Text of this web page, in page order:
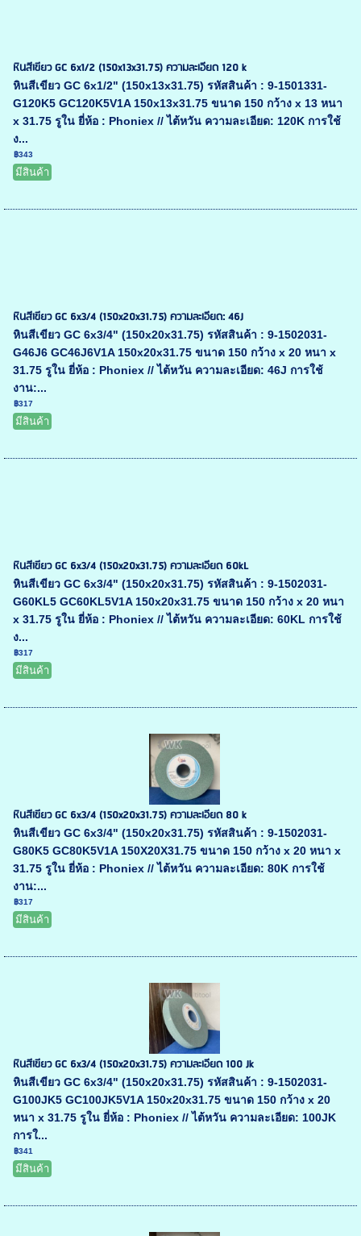
หินสีเขียว GC 6x1/2 (150x13x31.75) ความละเอียด 120 k
หินสีเขียว GC 6x1/2" (150x13x31.75) รหัสสินค้า : 9-1501331-
G120K5 GC120K5V1A 150x13x31.75 ขนาด 150 กว้าง x 13 หนา
x 31.75 รูใน ยี่ห้อ : Phoniex // ไต้หวัน ความละเอียด: 120K การใช้
ง...
฿343
มีสินค้า
หินสีเขียว GC 6x3/4 (150x20x31.75) ความละเอียด: 46J
หินสีเขียว GC 6x3/4" (150x20x31.75) รหัสสินค้า : 9-1502031-
G46J6 GC46J6V1A 150x20x31.75 ขนาด 150 กว้าง x 20 หนา x
31.75 รูใน ยี่ห้อ : Phoniex // ไต้หวัน ความละเอียด: 46J การใช้
งาน:...
฿317
มีสินค้า
หินสีเขียว GC 6x3/4 (150x20x31.75) ความละเอียด 60kL
หินสีเขียว GC 6x3/4" (150x20x31.75) รหัสสินค้า : 9-1502031-
G60KL5 GC60KL5V1A 150x20x31.75 ขนาด 150 กว้าง x 20 หนา
x 31.75 รูใน ยี่ห้อ : Phoniex // ไต้หวัน ความละเอียด: 60KL การใช้
ง...
฿317
มีสินค้า
หินสีเขียว GC 6x3/4 (150x20x31.75) ความละเอียด 80 k
หินสีเขียว GC 6x3/4" (150x20x31.75) รหัสสินค้า : 9-1502031-
G80K5 GC80K5V1A 150X20X31.75 ขนาด 150 กว้าง x 20 หนา x
31.75 รูใน ยี่ห้อ : Phoniex // ไต้หวัน ความละเอียด: 80K การใช้
งาน:...
฿317
มีสินค้า
หินสีเขียว GC 6x3/4 (150x20x31.75) ความละเอียด 100 Jk
หินสีเขียว GC 6x3/4" (150x20x31.75) รหัสสินค้า : 9-1502031-
G100JK5 GC100JK5V1A 150x20x31.75 ขนาด 150 กว้าง x 20
หนา x 31.75 รูใน ยี่ห้อ : Phoniex // ไต้หวัน ความละเอียด: 100JK
การใ...
฿341
มีสินค้า